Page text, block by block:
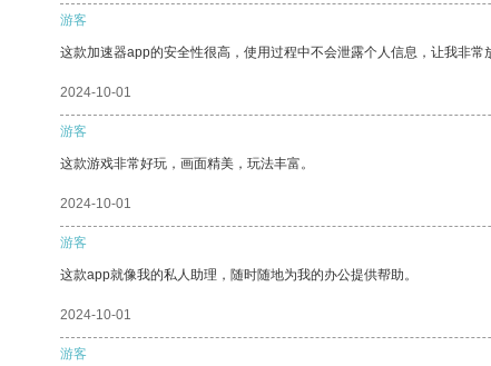
游客
这款加速器app的安全性很高，使用过程中不会泄露个人信息，让我非常
2024-10-01
游客
这款游戏非常好玩，画面精美，玩法丰富。
2024-10-01
游客
这款app就像我的私人助理，随时随地为我的办公提供帮助。
2024-10-01
游客